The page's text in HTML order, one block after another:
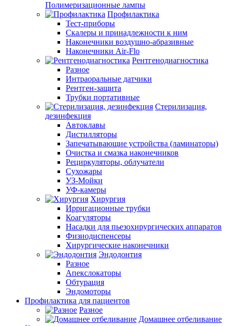
Полимеризационные лампы
Профилактика
Тест-приборы
Скалеры и принадлежности к ним
Наконечники воздушно-абразивные
Наконечники Air-Flo
Рентгенодиагностика
Разное
Интраоральные датчики
Рентген-защита
Трубки портативные
Стерилизация,
дезинфекция
Автоклавы
Дистилляторы
Запечатывающие устройства (ламинаторы)
Очистка и смазка наконечников
Рециркуляторы, облучатели
Сухожары
УЗ-Мойки
УФ-камеры
Хирургия
Ирригационные трубки
Коагуляторы
Насадки для пьезохирургических аппаратов
Физиодиспенсеры
Хирургические наконечники
Эндодонтия
Разное
Апекслокаторы
Обтурация
Эндомоторы
Профилактика для пациентов
Разное
Домашнее отбеливание